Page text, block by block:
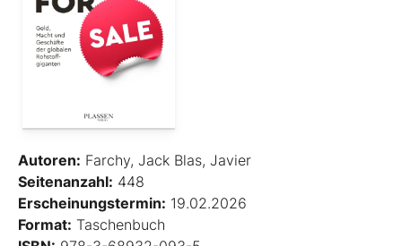
Autoren: Farchy, Jack Blas, Javier
Seitenanzahl: 448
Erscheinungstermin: 19.02.2026
Format: Taschenbuch